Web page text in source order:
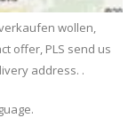
wollen,
offer, PLS send us
address. .